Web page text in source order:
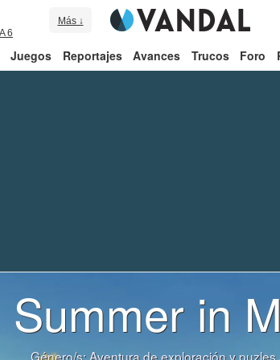
6
Más ↓
Juegos Reportajes Avances Trucos Foro
Summer in
Género/s:Aventura de exploración y puzles